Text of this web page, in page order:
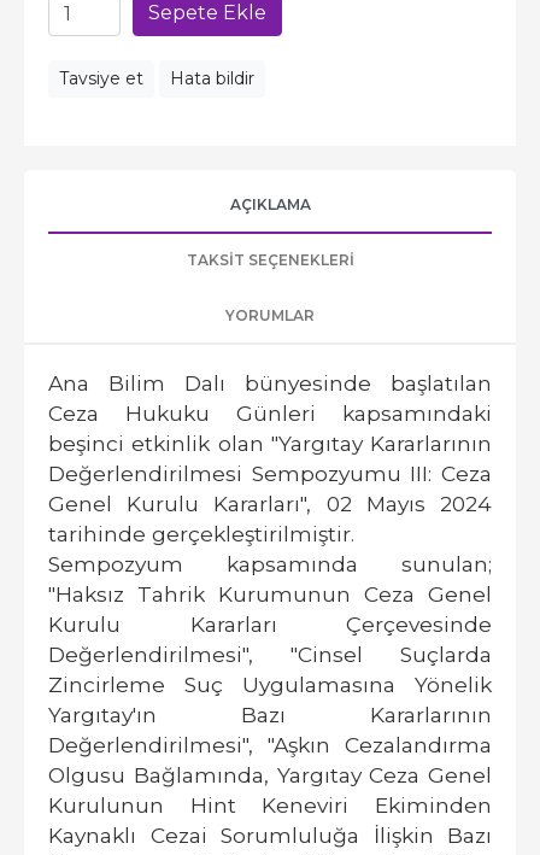
Sepete Ekle
Tavsiye et Hata bildir
AÇIKLAMA
TAKSIT SEÇENEKLERI
YORUMLAR
Ana Bilim Dalı bünyesinde başlatılan
Ceza Hukuku Günleri kapsamındaki
beşinci etkinlik olan "Yargıtay Kararlarının
Değerlendirilmesi Sempozyumu III: Ceza
Genel Kurulu Kararları", 02 Mayıs 2024
tarihinde gerçekleştirilmiştir.
Sempozyum kapsamında sunulan;
"Haksız Tahrik Kurumunun Ceza Genel
Kurulu Kararları Çerçevesinde
Değerlendirilmesi", "Cinsel Suçlarda
Zincirleme Suç Uygulamasına Yönelik
Yargıtay'ın Bazı Kararlarının
Değerlendirilmesi", "Aşkın Cezalandırma
Olgusu Bağlamında, Yargıtay Ceza Genel
Kurulunun Hint Keneviri Ekiminden
Kaynaklı Cezai Sorumluluğa İlişkin Bazı